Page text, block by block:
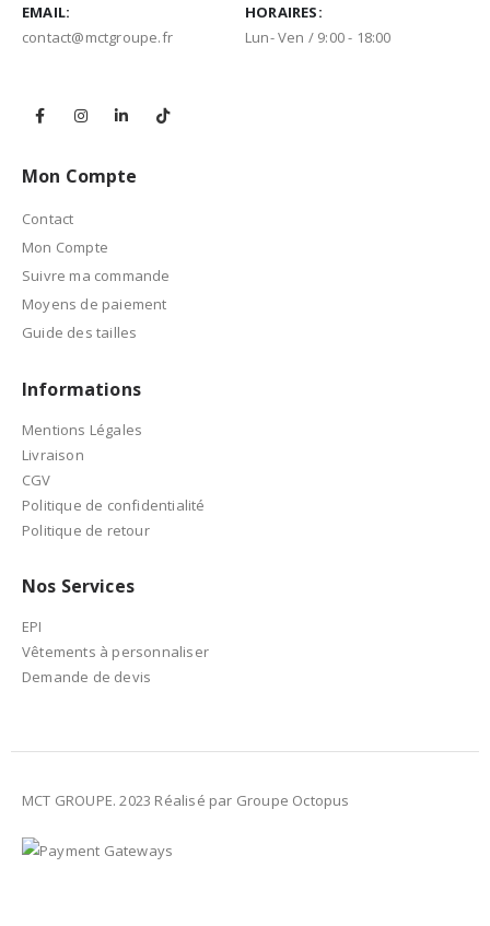
EMAIL:
contact@mctgroupe.fr
HORAIRES:
Lun- Ven / 9:00 - 18:00
Mon Compte
Contact
Mon Compte
Suivre ma commande
Moyens de paiement
Guide des tailles
Informations
Mentions Légales
Livraison
CGV
Politique de confidentialité
Politique de retour
Nos Services
EPI
Vêtements à personnaliser
Demande de devis
MCT GROUPE. 2023 Réalisé par Groupe Octopus